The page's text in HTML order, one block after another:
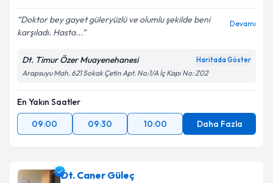
Doktor bey gayet güleryüzlü ve olumlu şekilde beni
karşıladı. Hasta...
Devamı
Dt. Timur Özer Muayenehanesi Haritada Göster
Arapsuyu Mah. 621 Sokak Çetin Apt. No:1/A İç Kapı No: Z02
En Yakın Saatler
09:00
09:30 10:00 Daha Fazla
Dt. Caner Güleç